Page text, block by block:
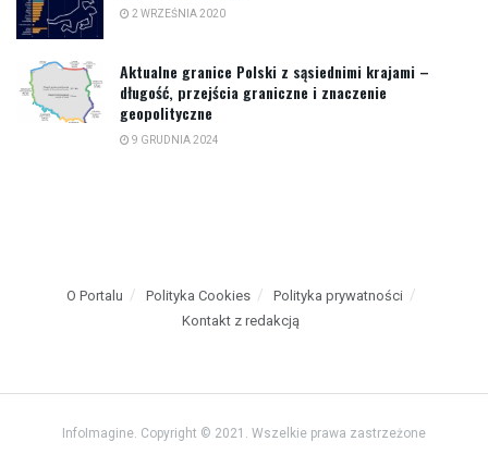
2 WRZEŚNIA 2020
Aktualne granice Polski z sąsiednimi krajami –
długość, przejścia graniczne i znaczenie
geopolityczne
9 GRUDNIA 2024
O Portalu Polityka Cookies
Polityka prywatności
Kontakt z redakcją
InfoImagine. Copyright © 2021. Wszelkie prawa zastrzeżone